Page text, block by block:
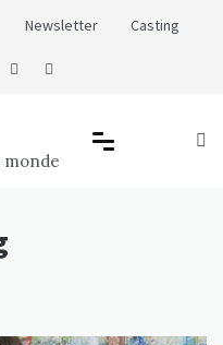
Newsletter Casting